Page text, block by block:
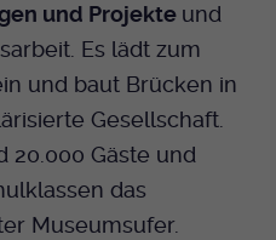
und Projekte und
Es lädt zum
und baut Brücken in
Gesellschaft.
20.000 Gäste und
das
Museumsufer.